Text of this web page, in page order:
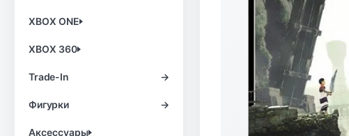
XBOX ONE
XBOX 360
Trade-In →
Фигурки →
Аксессуары